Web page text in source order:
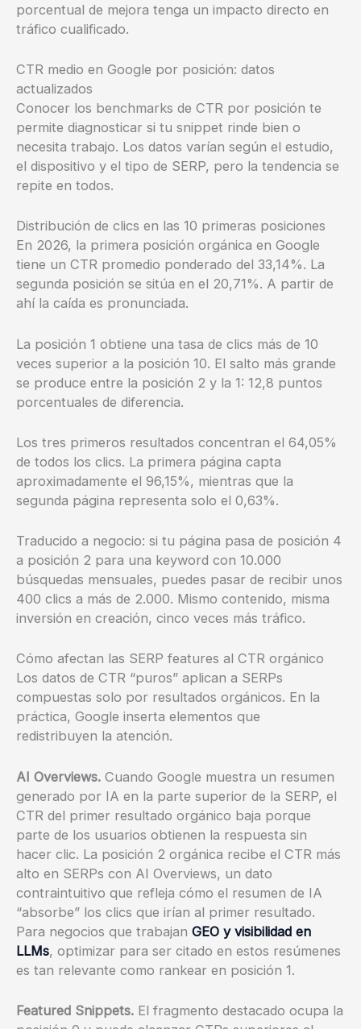
porcentual de mejora tenga un impacto directo en
tráfico cualificado.
CTR medio en Google por posición: datos
actualizados
Conocer los benchmarks de CTR por posición te
permite diagnosticar si tu snippet rinde bien o
necesita trabajo. Los datos varían según el estudio,
el dispositivo y el tipo de SERP, pero la tendencia se
repite en todos.
Distribución de clics en las 10 primeras posiciones
En 2026, la primera posición orgánica en Google
tiene un CTR promedio ponderado del 33,14%. La
segunda posición se sitúa en el 20,71%. A partir de
ahí la caída es pronunciada.
La posición 1 obtiene una tasa de clics más de 10
veces superior a la posición 10. El salto más grande
se produce entre la posición 2 y la 1: 12,8 puntos
porcentuales de diferencia.
Los tres primeros resultados concentran el 64,05%
de todos los clics. La primera página capta
aproximadamente el 96,15%, mientras que la
segunda página representa solo el 0,63%.
Traducido a negocio: si tu página pasa de posición 4
a posición 2 para una keyword con 10.000
búsquedas mensuales, puedes pasar de recibir unos
400 clics a más de 2.000. Mismo contenido, misma
inversión en creación, cinco veces más tráfico.
Cómo afectan las SERP features al CTR orgánico
Los datos de CTR “puros” aplican a SERPs
compuestas solo por resultados orgánicos. En la
práctica, Google inserta elementos que
redistribuyen la atención.
AI Overviews. Cuando Google muestra un resumen
generado por IA en la parte superior de la SERP, el
CTR del primer resultado orgánico baja porque
parte de los usuarios obtienen la respuesta sin
hacer clic. La posición 2 orgánica recibe el CTR más
alto en SERPs con AI Overviews, un dato
contraintuitivo que refleja cómo el resumen de IA
“absorbe” los clics que irían al primer resultado.
Para negocios que trabajan GEO y visibilidad en
LLMs, optimizar para ser citado en estos resúmenes
es tan relevante como rankear en posición 1.
Featured Snippets. El fragmento destacado ocupa la